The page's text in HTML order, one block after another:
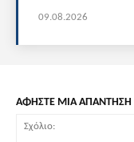
09.08.2026
ΑΦΗΣΤΕ ΜΙΑ ΑΠΑΝΤΗΣΗ